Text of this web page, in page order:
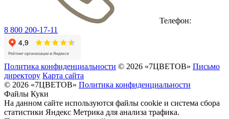
Телефон:
8 800 200-17-11
Политика конфиденциальности © 2026 «7ЦВЕТОВ» Письмо
директору Карта сайта
© 2026 «7ЦВЕТОВ» Политика конфиденциальности
Файлы Куки
На данном сайте используются файлы cookie и система сбора
статистики Яндекс Метрика для анализа трафика.